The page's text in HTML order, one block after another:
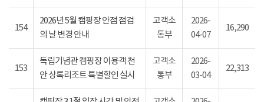
154
2026년 5월 캠핑장 안점 점검
의 날 변경 안내
고객소
통부
2026-
04-07
16,290
153
독립기념관 캠핑장 이용객 천
안 상록리조트 특별할인 실시
고객소
통부
2026-
03-04
22,313